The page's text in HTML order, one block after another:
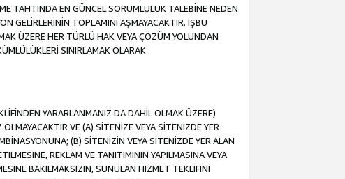
TAHTINDA EN GÜNCEL SORUMLULUK TALEBİNE NEDEN
GELİRLERİNİN TOPLAMINI AŞMAYACAKTIR. İŞBU
ÜZERE HER TÜRLÜ HAK VEYA ÇÖZÜM YOLUNDAN
SINIRLAMAK OLARAK
YARARLANMANIZ DA DAHİL OLMAK ÜZERE)
VE (A) SİTENİZE VEYA SİTENİZDE YER
(B) SİTENİZİN VEYA SİTENİZDE YER ALAN
REKLAM VE TANITIMININ YAPILMASINA VEYA
BAKILMAKSIZIN, SUNULAN HİZMET TEKLİFİNİ